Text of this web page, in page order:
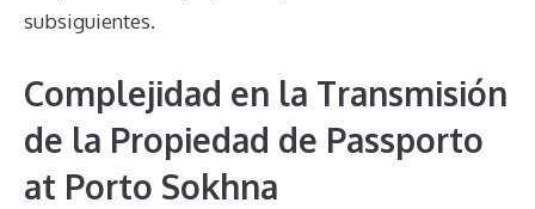
subsiguientes.
Complejidad en la Transmisión
de la Propiedad de Passporto
at Porto Sokhna